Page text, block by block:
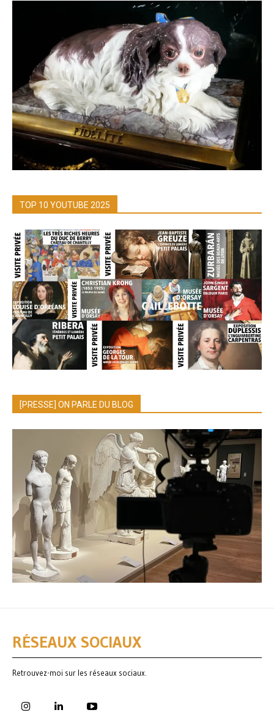
TOP 10 YOUTUBE 2025
[PRESSE] ON PARLE DU BLOG
RÉSEAUX SOCIAUX
Retrouvez-moi sur les réseaux sociaux.